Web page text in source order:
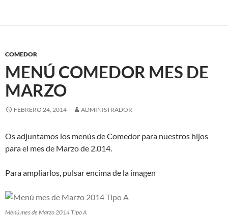
COMEDOR
MENÚ COMEDOR MES DE
MARZO
FEBRERO 24, 2014 ADMINISTRADOR
Os adjuntamos los menús de Comedor para nuestros hijos
para el mes de Marzo de 2.014.
Para ampliarlos, pulsar encima de la imagen
Menú mes de Marzo 2014 Tipo A